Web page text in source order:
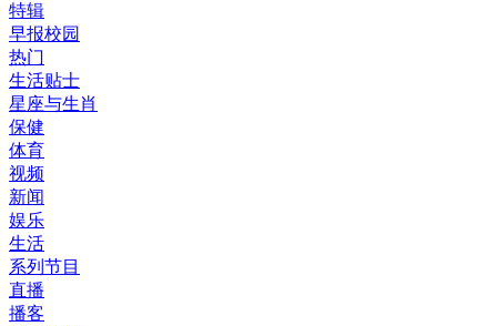
特辑
早报校园
热门
生活贴士
星座与生肖
保健
体育
视频
新闻
娱乐
生活
系列节目
直播
播客